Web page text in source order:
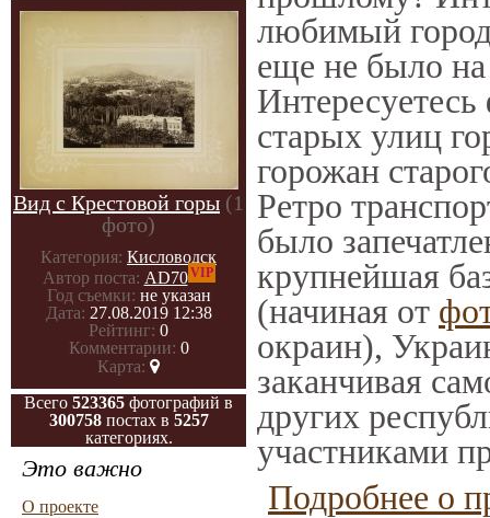
Вид с Крестовой горы (1
фото)
Категория: Кисловодск
Автор поста: AD70VIP
Год съемки: не указан
Дата: 27.08.2019 12:38
Рейтинг: 0
Комментарии: 0
Карта:
Всего 523365 фотографий в
300758постах в 5257
категориях.
Это важно
О проекте
любимый
еще не было на
Интересуетесь
старых улиц
горожан
Ретро
было
крупнейшая
(начиная от
окраин),
заканчивая
других
участниками
Подробнее о